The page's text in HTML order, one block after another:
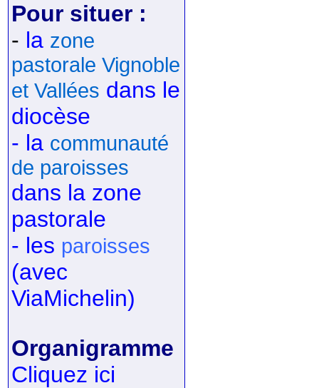
Pour situer :
- la zone
pastorale Vignoble
et Vallées dans le
diocèse
- la communauté
de paroisses
dans la zone
pastorale
- les paroisses
(avec
ViaMichelin)
Organigramme
Cliquez ici